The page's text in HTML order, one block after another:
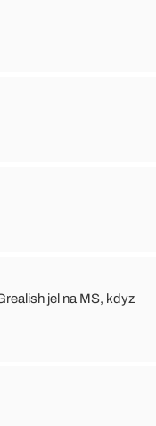
jel na MS, kdyz